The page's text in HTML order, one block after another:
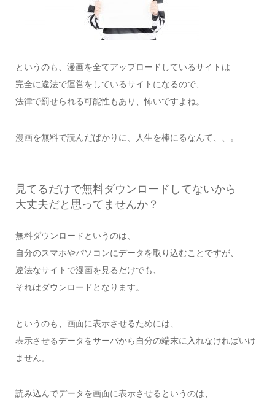
というのも、漫画を全てアップロードしているサイトは
完全に違法で運営をしているサイトになるので、
法律で罰せられる可能性もあり、怖いですよね。
漫画を無料で読んだばかりに、人生を棒にるなんて、、。
見てるだけで無料ダウンロードしてないから
大丈夫だと思ってませんか？
無料ダウンロードというのは、
自分のスマホやパソコンにデータを取り込むことですが、
違法なサイトで漫画を見るだけでも、
それはダウンロードとなります。
というのも、画面に表示させるためには、
表示させるデータをサーバから自分の端末に入れなければいけ
ません。
読み込んでデータを画面に表示させるというのは、